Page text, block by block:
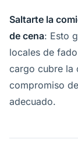
Saltarte la
de cena: Esto
locales de
cargo cubre la
compromiso
adecuado.